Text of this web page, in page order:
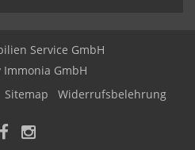
Service GmbH
Immonia GmbH
Sitemap Widerrufsbelehrung